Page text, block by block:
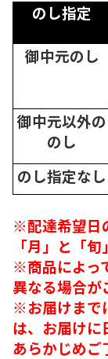
のし指定
御中元のし
御中元以外の
のし
のし指定なし
※配達希望日
「月」と「
※商品によっ
異なる場合が
※お届けまで
は、お届けに
あらかじめ